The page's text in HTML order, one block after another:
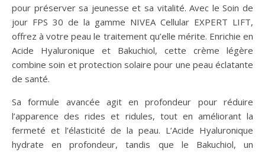
pour préserver sa jeunesse et sa vitalité. Avec le Soin de
jour FPS 30 de la gamme NIVEA Cellular EXPERT LIFT,
offrez à votre peau le traitement qu’elle mérite. Enrichie en
Acide Hyaluronique et Bakuchiol, cette crème légère
combine soin et protection solaire pour une peau éclatante
de santé.
Sa formule avancée agit en profondeur pour réduire
l’apparence des rides et ridules, tout en améliorant la
fermeté et l’élasticité de la peau. L’Acide Hyaluronique
hydrate en profondeur, tandis que le Bakuchiol, un